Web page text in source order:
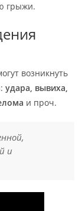
грыжи.
возникнуть
удара, вывиха,
и проч.
и